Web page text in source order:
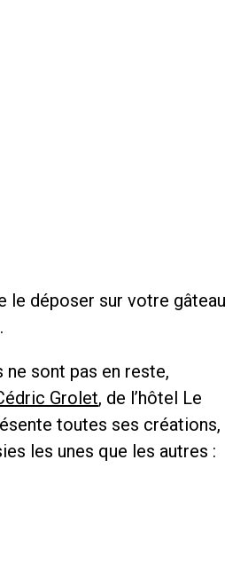
le déposer sur votre gâteau
ne sont pas en reste,
Grolet, de l’hôtel Le
toutes ses créations,
les unes que les autres :